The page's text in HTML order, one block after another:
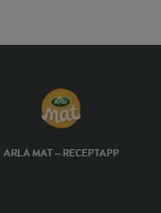
ARLA MAT – RECEPTAPP